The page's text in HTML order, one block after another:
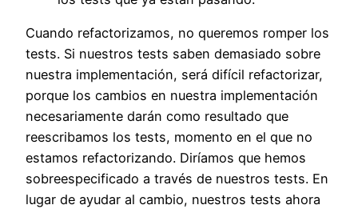
Cuando refactorizamos, no queremos romper los
tests. Si nuestros tests saben demasiado sobre
nuestra implementación, será difícil refactorizar,
porque los cambios en nuestra implementación
necesariamente darán como resultado que
reescribamos los tests, momento en el que no
estamos refactorizando. Diríamos que hemos
sobreespecificado a través de nuestros tests. En
lugar de ayudar al cambio, nuestros tests ahora